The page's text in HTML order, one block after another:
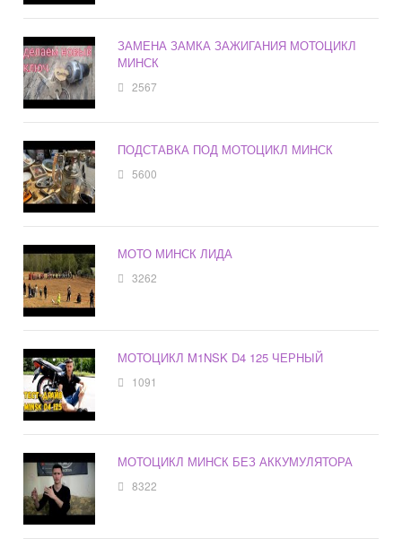
ЗАМЕНА ЗАМКА ЗАЖИГАНИЯ МОТОЦИКЛ
МИНСК
2567
ПОДСТАВКА ПОД МОТОЦИКЛ МИНСК
5600
МОТО МИНСК ЛИДА
3262
МОТОЦИКЛ M1NSK D4 125 ЧЕРНЫЙ
1091
МОТОЦИКЛ МИНСК БЕЗ АККУМУЛЯТОРА
8322